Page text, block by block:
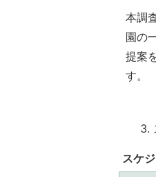
本調
園の
提案
す。
スケ